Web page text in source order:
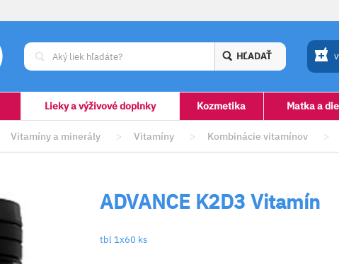
HĽADAŤ
Lieky a výživové doplnky Kozmetika Matka a
Vitamíny a minerály > Vitamíny > Kombinácie vitamínov >
ADVANCE K2D3 Vitamín
tbl 1x60 ks